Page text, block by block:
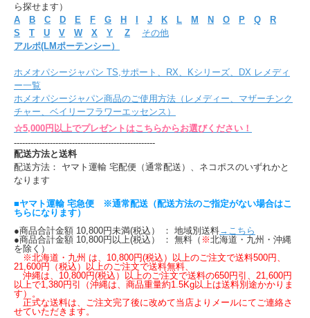
ら探せます）
A
B C D E F G H J K L M N O P Q
R
S
T U V W X Y Z
その他
アルポ(LMポーテンシー）
ホメオパシージャパン TS,サポート、RX、Kシリーズ、DX レメディ
ー一覧
ホメオパシージャパン商品のご使用方法（レメディー、マザーチンク
チャー、ベイリーフラワーエッセンス）
☆5,000円以上でプレゼントはこちらからお選びください！
---------------------------------------------------
配送方法と送料
配送方法： ヤマト運輸 宅配便（通常配送）、ネコポスのいずれかと
なります
■ヤマト運輸 宅急便 ※通常配送（配送方法のご指定がない場合はこ
ちらになります）
●商品合計金額 10,800円未満(税込） ： 地域別送料→こちら
●商品合計金額 10,800円以上(税込） ： 無料（ ※北海道・九州・沖縄
を除く）
※北海道・九州 は、10,800円(税込）以上のご注文で送料500円、
21,600円（税込）以上のご注文で送料無料、
沖縄は、10,800円(税込）以上のご注文で送料の650円引、21,600円
以上で1,380円引（沖縄は、商品重量約1.5Kg以上は送料別途かかりま
す）。
正式な送料は、ご注文完了後に改めて当店よりメールにてご連絡さ
せていただきます。